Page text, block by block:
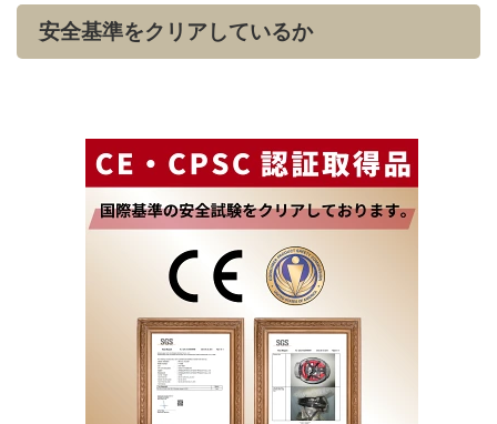
安全基準をクリアしているか